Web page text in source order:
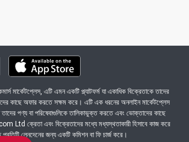
এটি এমন একটি প্ল্যাটফর্ম যা একাধিক বিক্রেতাকে তাদের
কাছে অফার করতে সক্ষম করে। এটি এক ধরনের অনলাইন মার্কেটপ্লেস
তাদের পণ্য বা পরিষেবাগুলিকে তালিকাভুক্ত করতে এবং ভোক্তাদের কাছে
Ltd ক্রেতা এবং বিক্রেতাদের মধ্যে মধ্যস্থতাকারী হিসাবে কাজ করে
প্রতিটি লেনদেনের জন্য একটি কমিশন বা ফি চার্জ করে।